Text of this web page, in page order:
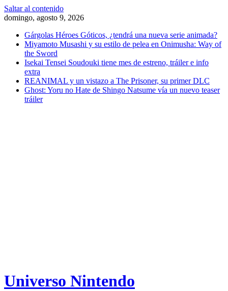
Saltar al contenido
domingo, agosto 9, 2026
Gárgolas Héroes Góticos, ¿tendrá una nueva serie animada?
Miyamoto Musashi y su estilo de pelea en Onimusha: Way of
the Sword
Isekai Tensei Soudouki tiene mes de estreno, tráiler e info
extra
REANIMAL y un vistazo a The Prisoner, su primer DLC
Ghost: Yoru no Hate de Shingo Natsume vía un nuevo teaser
tráiler
Universo Nintendo